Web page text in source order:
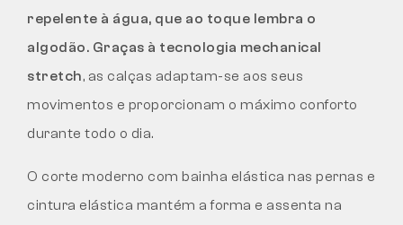
repelente à água, que ao toque lembra o
algodão. Graças à tecnologia mechanical
stretch, as calças adaptam-se aos seus
movimentos e proporcionam o máximo conforto
durante todo o dia.
O corte moderno com bainha elástica nas pernas e
cintura elástica mantém a forma e assenta na